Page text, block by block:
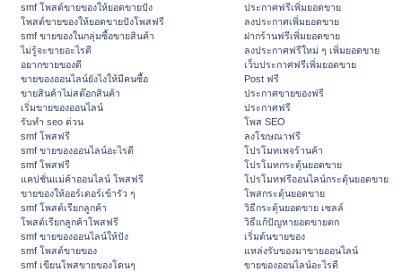
smf โพสต์ขายของให้ยอดขายปัง
โพสต์ขายของให้ยอดขายปังโพสฟรี
smf ขายของในกลุ่มซื้อขายสินค้า
ไม่รู้จะขายอะไรดี
อยากขายของดี
ขายของออนไลน์ยังไงให้มีคนซื้อ
ขายสินค้าไม่สต๊อกสินค้า
เริ่มขายของออนไลน์
รับทำ seo ด่วน
smf โพสฟรี
smf ขายของออนไลน์อะไรดี
smf โพสฟรี
แคปชั่นแม่ค้าออนไลน์ โพสฟรี
ขายของให้ออร์เดอร์เข้ารัว ๆ
smf โพสต์เรียกลูกค้า
โพสต์เรียกลูกค้าโพสฟรี
smf ขายของออนไลน์ให้ปัง
smf โพสต์ขายของ
smf เขียนโพสขายของโดนๆ
ประกาศฟรีเพิ่มยอดขาย
ลงประกาศเพิ่มยอดขาย
ฝากร้านฟรีเพิ่มยอดขาย
ลงประกาศฟรีใหม่ ๆ เพิ่มยอดขาย
เว็บประกาศฟรีเพิ่มยอดขาย
Post ฟรี
ประกาศขายของฟรี
ประกาศฟรี
โพส SEO
ลงโฆษณาฟรี
โปรโมทเพจร้านค้า
โปรโมทกระตุ้นยอดขาย
โปรโมทฟรีออนไลน์กระตุ้นยอดขาย
โพสกระตุ้นยอดขาย
วิธีกระตุ้นยอดขาย เซลล์
วิธีแก้ปัญหายอดขายตก
เริ่มต้นขายของ
แหล่งรับของมาขายออนไลน์
ขายของออนไลน์อะไรดี